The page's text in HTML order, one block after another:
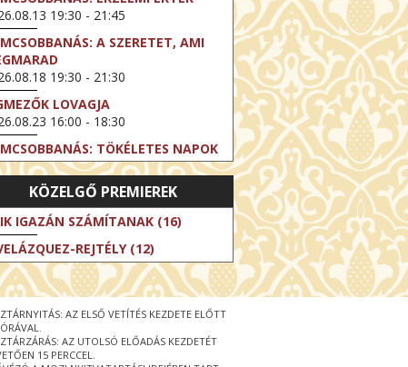
19:30 - 21:45
A SZERETET, AMI
19:30 - 21:30
LOVAGJA
16:00 - 18:30
TÖKÉLETES NAPOK
19:30 - 21:45
IFJÚSÁG
19:30 - 21:30
ON SCREEN: VINCENT
GOGH - ÚJ LÁTÁSMÓD
11:00 - 12:30
LIVE / DAVID IRELAND: THE FIFTH
19:00 - 21:00
ELESTE
KÖZELGŐ PREMIEREK
IGAZÁN SZÁMÍTANAK (16)
REJTÉLY (12)
AZ ELSŐ VETÍTÉS KEZDETE ELŐTT
AZ UTOLSÓ ELŐADÁS KEZDETÉT
15 PERCCEL.